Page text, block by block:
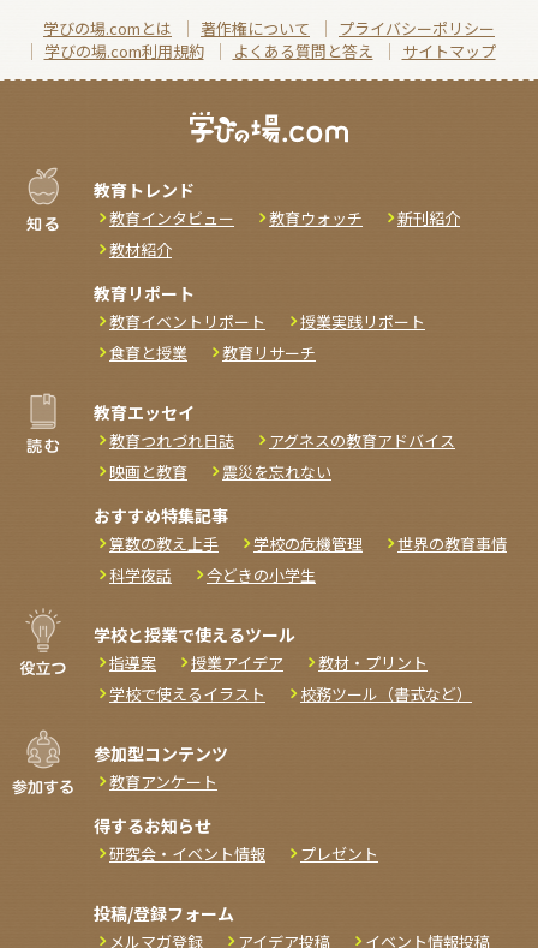
学びの場.comとは 著作権について
プライバシーポリシー
学びの場.com利用規約
よくある質問と答え サイトマップ
教育トレンド
教育インタビュー 教育ウォッチ
新刊紹介
教材紹介
教育リポート
教育イベントリポート
授業実践リポート
食育と授業
教育リサーチ
教育エッセイ
教育つれづれ日誌
アグネスの教育アドバイス
映画と教育
震災を忘れない
おすすめ特集記事
算数の教え上手 学校の危機管理
世界の教育事情
科学夜話
今どきの小学生
学校と授業で使えるツール
指導案 授業アイデア
教材・プリント
学校で使えるイラスト
校務ツール（書式など）
参加型コンテンツ
教育アンケート
得するお知らせ
研究会・イベント情報 プレゼント
投稿/登録フォーム
メルマガ登録 アイデア投稿 イベント情報投稿